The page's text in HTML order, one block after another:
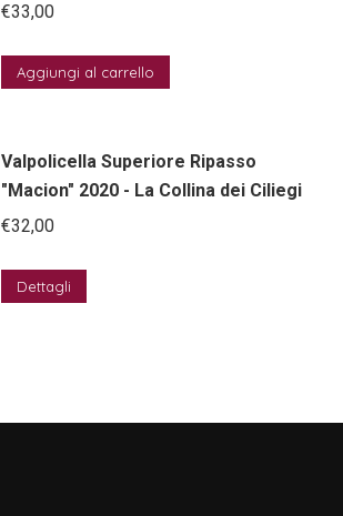
€33,00
Aggiungi al carrello
Valpolicella Superiore Ripasso
"Macion" 2020 - La Collina dei Ciliegi
€32,00
Dettagli